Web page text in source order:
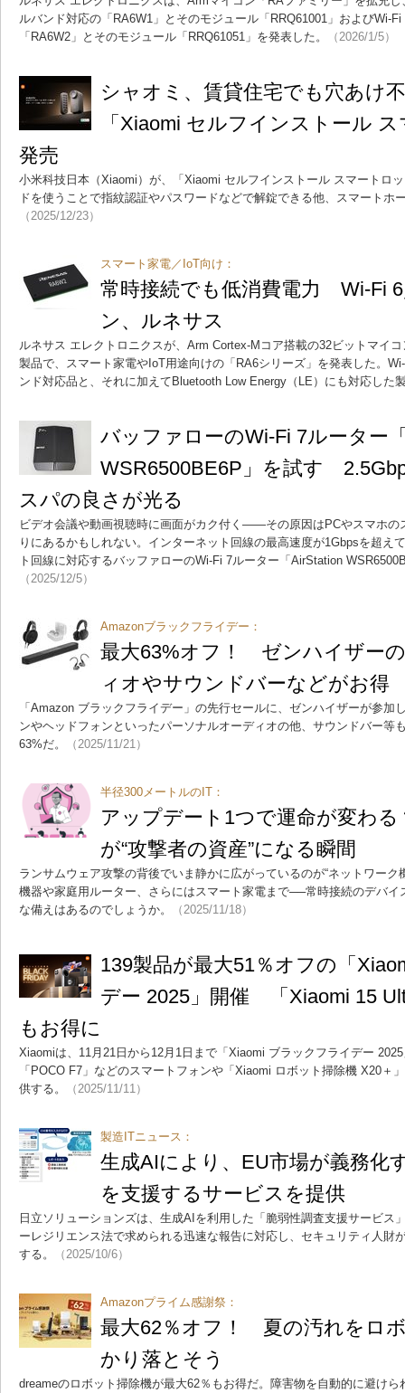
ルバンド対応の「RA6W1」とそのモジュール「RRQ61001」およびWi-
「RA6W2」とそのモジュール「RRQ61051」を発表した。
（2026/1/5）
シャオミ、賃貸住宅でも穴あけ
「Xiaomi セルフインストール
発売
小米科技日本（Xiaomi）が、「Xiaomi セルフインストール スマートロ
ドを使うことで指紋認証やパスワードなどで解錠できる他、スマートホ
（2025/12/23）
スマート家電／IoT向け：
常時接続でも低消費電力 Wi-Fi
ン、ルネサス
ルネサス エレクトロニクスが、Arm Cortex-Mコア搭載の32ビットマイ
製品で、スマート家電やIoT用途向けの「RA6シリーズ」を発表した。
ンド対応品と、それに加えてBluetooth Low Energy（LE）にも対応した
バッファローのWi-Fi 7ルーター
WSR6500BE6P」を試す
スパの良さが光る
ビデオ会議や動画視聴時に画面がカク付く――その原因はPCやスマホの
りにあるかもしれない。インターネット回線の最高速度が1Gbpsを超え
ト回線に対応するバッファローのWi-Fi 7ルーター「AirStation
（2025/12/5）
Amazonブラックフライデー：
最大63%オフ！ ゼンハイザー
ィオやサウンドバーなどがお得
「Amazon ブラックフライデー」の先行セールに、ゼンハイザーが参加
ンやヘッドフォンといったパーソナルオーディオの他、サウンドバー等
63%だ。
（2025/11/21）
半径300メートルのIT：
アップデート1つで運命が変わ
が“攻撃者の資産”になる瞬間
ランサムウェア攻撃の背後でいま静かに広がっているのが“ネットワーク
機器や家庭用ルーター、さらにはスマート家電まで──常時接続のデバ
な備えはあるのでしょうか。
（2025/11/18）
139製品が最大51％オフの「
デー 2025」開催 「Xiaomi 15
もお得に
Xiaomiは、11月21日から12月1日まで「Xiaomi ブラックフライデー
「POCO F7」などのスマートフォンや「Xiaomi ロボット掃除機 X20＋
供する。
（2025/11/11）
製造ITニュース：
生成AIにより、EU市場が義務化
を支援するサービスを提供
日立ソリューションズは、生成AIを利用した「脆弱性調査支援サービス
ーレジリエンス法で求められる迅速な報告に対応し、セキュリティ人財
する。
（2025/10/6）
Amazonプライム感謝祭：
最大62％オフ！ 夏の汚れをロ
かり落とそう
dreameのロボット掃除機が最大62％もお得だ。障害物を自動的に避け